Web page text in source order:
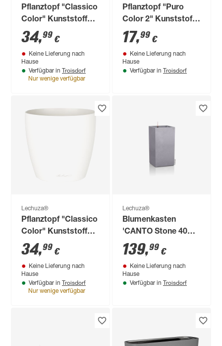
Pflanztopf "Classico
Color" Kunststoff
schiefergrau Ø 28 x
26 cm
34,99 €
Keine Lieferung nach
Hause
Verfügbar in Troisdorf
Nur wenige verfügbar
Pflanztopf "Puro
Color 2" Kunststoff
weiß Ø 20 x 16 cm
17,99 €
Keine Lieferung nach
Hause
Verfügbar in Troisdorf
Lechuza®
Pflanztopf "Classico
Color" Kunststoff
weiß Ø 28 x 26 cm
34,99 €
Keine Lieferung nach
Hause
Verfügbar in Troisdorf
Nur wenige verfügbar
Lechuza®
Blumenkasten
'CANTO Stone 40
high' steingrau,
Komplett-Set
139,99 €
Keine Lieferung nach
Hause
Verfügbar in Troisdorf